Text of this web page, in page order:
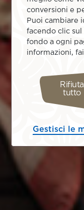
conversioni e
Puoi cambiare
facendo clic
fondo a ogni
informazioni,
Rifiuta
tutto
Gestisci le